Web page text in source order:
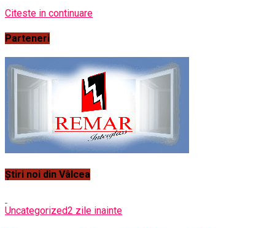
Citeste in continuare
Parteneri
Știri noi din Vâlcea
Uncategorized2 zile inainte